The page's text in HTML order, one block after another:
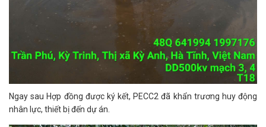
Ngay sau Hợp đồng được ký kết, PECC2 đã khẩn trương huy động
nhân lực, thiết bị đến dự án.